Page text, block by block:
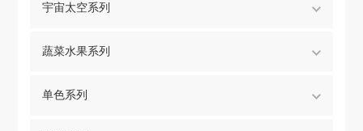
宇宙太空系列
蔬菜水果系列
单色系列